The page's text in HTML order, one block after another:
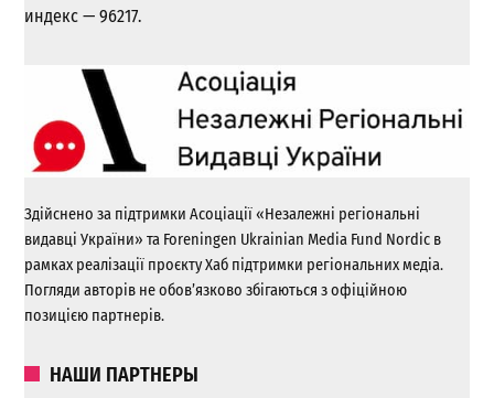
индекс — 96217.
Здійснено за підтримки Асоціації «Незалежні регіональні
видавці України» та Foreningen Ukrainian Media Fund Nordic в
рамках реалізації проєкту Хаб підтримки регіональних медіа.
Погляди авторів не обов’язково збігаються з офіційною
позицією партнерів.
НАШИ ПАРТНЕРЫ